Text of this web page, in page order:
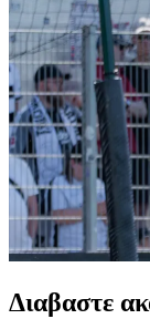
Διαβαστε